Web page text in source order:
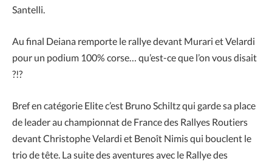
Santelli.
Au final Deiana remporte le rallye devant Murari et Velardi
pour un podium 100% corse… qu’est-ce que l’on vous disait
?!?
Bref en catégorie Elite c’est Bruno Schiltz qui garde sa place
de leader au championnat de France des Rallyes Routiers
devant Christophe Velardi et Benoît Nimis qui bouclent le
trio de tête. La suite des aventures avec le Rallye des